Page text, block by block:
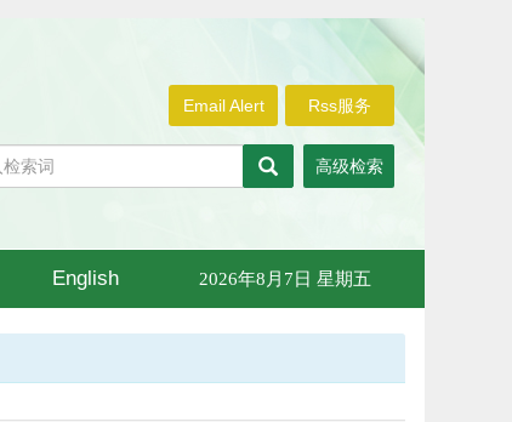
Rss服务
Email Alert
高级检索
English 2026年8月7日 星期五